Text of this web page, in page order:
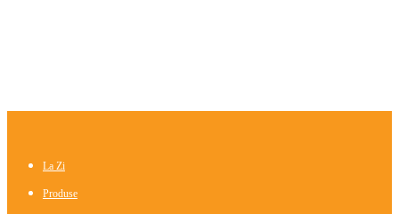
La Zi
Produse